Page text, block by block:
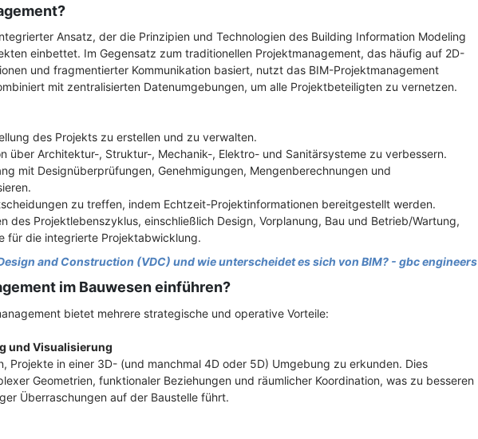
Ansatz, der die Prinzipien und Technologien des Building Information Modeling
einbettet. Im Gegensatz zum traditionellen Projektmanagement, das häufig auf 2D-
und fragmentierter Kommunikation basiert, nutzt das BIM-Projektmanagement
mit zentralisierten Datenumgebungen, um alle Projektbeteiligten zu vernetzen.
des Projekts zu erstellen und zu verwalten.
über Architektur-, Struktur-, Mechanik-, Elektro- und Sanitärsysteme zu verbessern.
mit Designüberprüfungen, Genehmigungen, Mengenberechnungen und
zu treffen, indem Echtzeit-Projektinformationen bereitgestellt werden.
des Projektlebenszyklus, einschließlich Design, Vorplanung, Bau und Betrieb/Wartung,
für die integrierte Projektabwicklung.
and Construction (VDC) und wie unterscheidet es sich von BIM? - gbc engineers
im Bauwesen einführen?
bietet mehrere strategische und operative Vorteile:
und Visualisierung
Projekte in einer 3D- (und manchmal 4D oder 5D) Umgebung zu erkunden. Dies
Geometrien, funktionaler Beziehungen und räumlicher Koordination, was zu besseren
Überraschungen auf der Baustelle führt.